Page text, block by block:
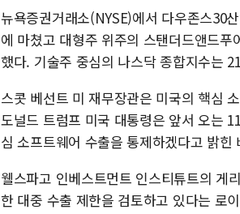
뉴욕증권거래소(NYSE)에서 다우존스30
에 마쳤고 대형주 위주의 스탠더드앤드
했다. 기술주 중심의 나스닥 종합지수는
스콧 베선트 미 재무장관은 미국의 핵심
도널드 트럼프 미국 대통령은 앞서 오는
심 소프트웨어 수출을 통제하겠다고 밝힌
웰스파고 인베스트먼트 인스티튜트의 게
한 대중 수출 제한을 검토하고 있다는 로